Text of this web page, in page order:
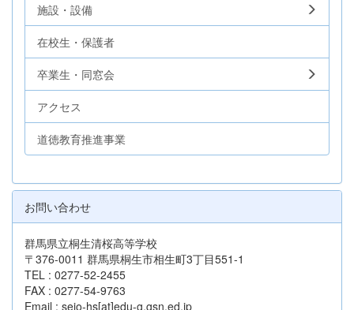
施設・設備
在校生・保護者
卒業生・同窓会
アクセス
道徳教育推進事業
お問い合わせ
群馬県立桐生清桜高等学校
〒376-0011 群馬県桐生市相生町3丁目551-1
TEL : 0277-52-2455
FAX : 0277-54-9763
Email : seio-hs[at]edu-g.gsn.ed.jp